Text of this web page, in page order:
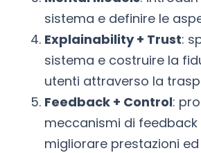
sistema e definire le
Explainability + Trust:
sistema e costruire la
utenti attraverso la
Feedback + Control:
meccanismi di
migliorare prestazioni